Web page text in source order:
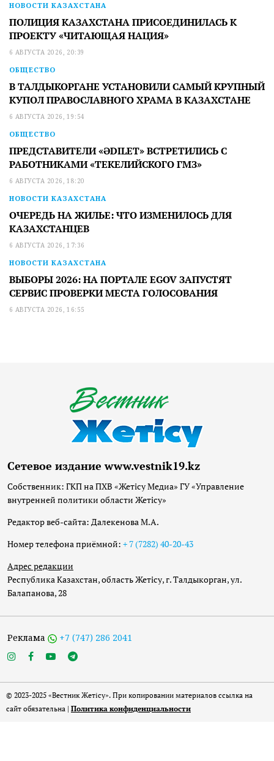
НОВОСТИ КАЗАХСТАНА
ПОЛИЦИЯ КАЗАХСТАНА ПРИСОЕДИНИЛАСЬ К
ПРОЕКТУ «ЧИТАЮЩАЯ НАЦИЯ»
6 АВГУСТА 2026, 20:39
ОБЩЕСТВО
В ТАЛДЫКОРГАНЕ УСТАНОВИЛИ САМЫЙ КРУПНЫЙ
КУПОЛ ПРАВОСЛАВНОГО ХРАМА В КАЗАХСТАНЕ
6 АВГУСТА 2026, 19:54
ОБЩЕСТВО
ПРЕДСТАВИТЕЛИ «ӘDILET» ВСТРЕТИЛИСЬ С
РАБОТНИКАМИ «ТЕКЕЛИЙСКОГО ГМЗ»
6 АВГУСТА 2026, 18:20
НОВОСТИ КАЗАХСТАНА
ОЧЕРЕДЬ НА ЖИЛЬЕ: ЧТО ИЗМЕНИЛОСЬ ДЛЯ
КАЗАХСТАНЦЕВ
6 АВГУСТА 2026, 17:36
НОВОСТИ КАЗАХСТАНА
ВЫБОРЫ 2026: НА ПОРТАЛЕ EGOV ЗАПУСТЯТ
СЕРВИС ПРОВЕРКИ МЕСТА ГОЛОСОВАНИЯ
6 АВГУСТА 2026, 16:55
Сетевое издание www.vestnik19.kz
Собственник: ГКП на ПХВ «Жетісу Медиа» ГУ «Управление
внутренней политики области Жетісу»
Редактор веб-сайта: Далекенова М.А.
Номер телефона приёмной: + 7 (7282) 40-20-43
Адрес редакции
Республика Казахстан, область Жетісу, г. Талдыкорган, ул.
Балапанова, 28
Реклама +7 (747) 286 2041
© 2023-2025 «Вестник Жетісу». При копировании материалов ссылка на
сайт обязательна | Политика конфиденциальности